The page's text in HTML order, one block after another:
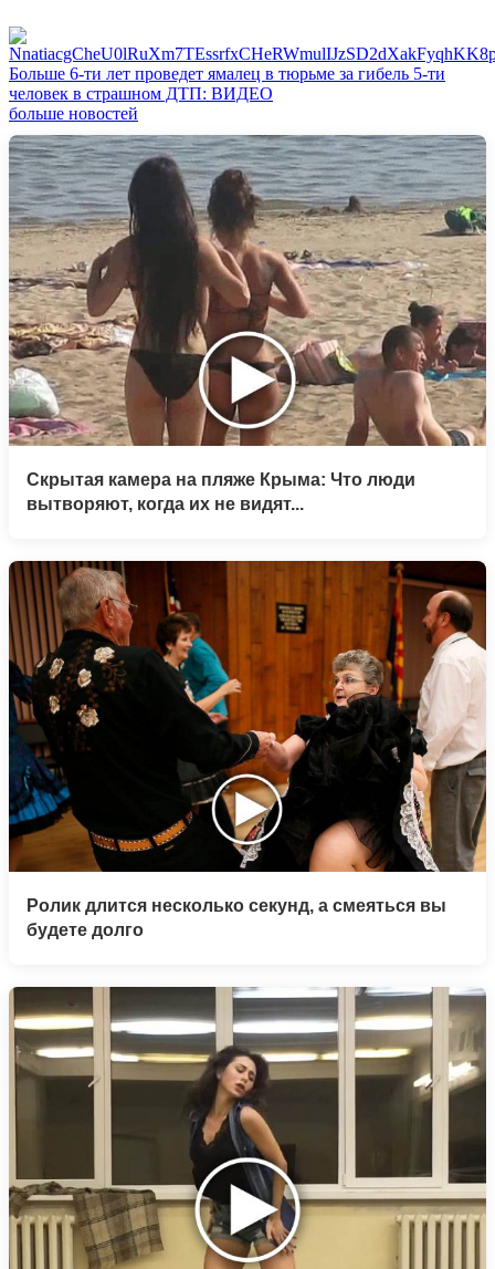
Больше 6-ти лет проведет ямалец в тюрьме за гибель 5-ти
человек в страшном ДТП: ВИДЕО
больше новостей
Скрытая камера на пляже Крыма: Что люди
вытворяют, когда их не видят...
Ролик длится несколько секунд, а смеяться вы
будете долго